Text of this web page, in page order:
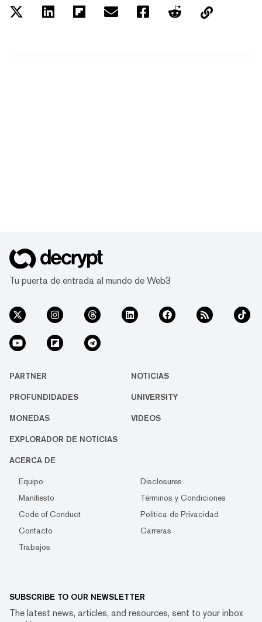
Tu puerta de entrada al mundo de Web3
PARTNER NOTICIAS
PROFUNDIDADES UNIVERSITY
MONEDAS VIDEOS
EXPLORADOR DE NOTICIAS
ACERCA DE
Equipo
Disclosures
Manifiesto
Términos y Condiciones
Code of Conduct
Política de Privacidad
Contacto
Carreras
Trabajos
SUBSCRIBE TO OUR NEWSLETTER
The latest news, articles, and resources, sent to your inbox